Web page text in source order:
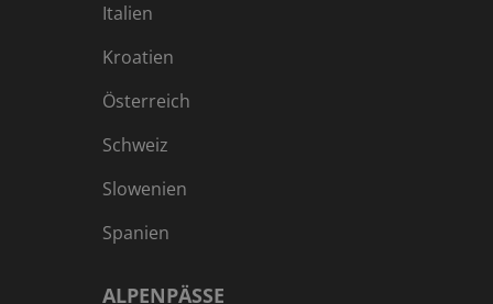
Italien
Kroatien
Österreich
Schweiz
Slowenien
Spanien
ALPENPÄSSE